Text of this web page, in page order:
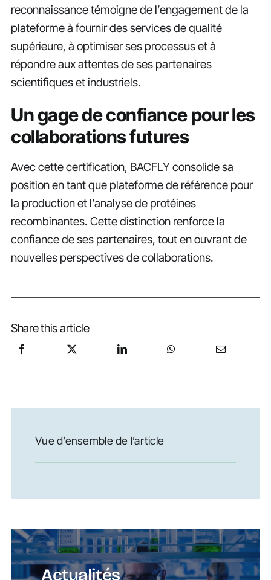
reconnaissance témoigne de l’engagement de la
plateforme à fournir des services de qualité
supérieure, à optimiser ses processus et à
répondre aux attentes de ses partenaires
scientifiques et industriels.
Un gage de confiance pour les
collaborations futures
Avec cette certification, BACFLY consolide sa
position en tant que plateforme de référence pour
la production et l’analyse de protéines
recombinantes. Cette distinction renforce la
confiance de ses partenaires, tout en ouvrant de
nouvelles perspectives de collaborations.
Share this article
Vue d’ensemble de l’article
Actualités